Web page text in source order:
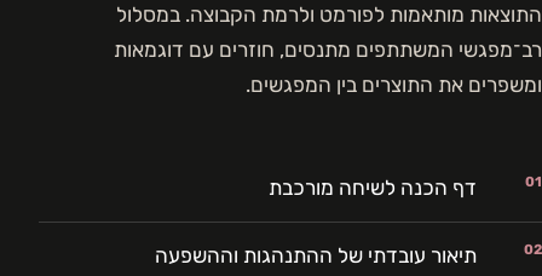
התוצאות מותאמות לפורמט ולרמת הקבוצה. במסלול
רב־מפגשי המשתתפים מתנסים, חוזרים עם דוגמאות
ומשפרים את התוצרים בין המפגשים.
01 דף הכנה לשיחה מורכבת
02 תיאור עובדתי של ההתנהגות וההשפעה